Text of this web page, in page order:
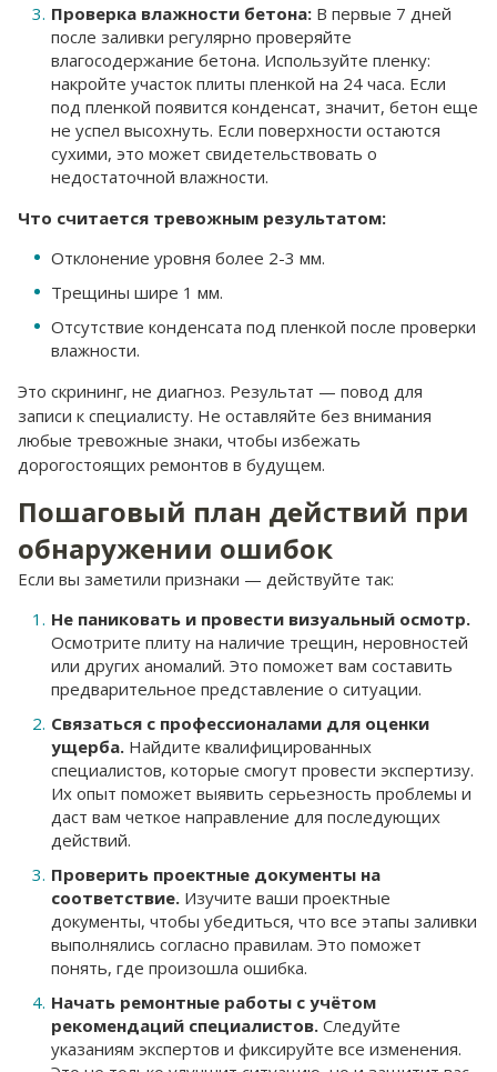
Проверка влажности бетона: В первые 7 дней
после заливки регулярно проверяйте
влагосодержание бетона. Используйте пленку:
накройте участок плиты пленкой на 24 часа. Если
под пленкой появится конденсат, значит, бетон еще
не успел высохнуть. Если поверхности остаются
сухими, это может свидетельствовать о
недостаточной влажности.
Что считается тревожным результатом:
Отклонение уровня более 2-3 мм.
Трещины шире 1 мм.
Отсутствие конденсата под пленкой после проверки
влажности.
Это скрининг, не диагноз. Результат — повод для
записи к специалисту. Не оставляйте без внимания
любые тревожные знаки, чтобы избежать
дорогостоящих ремонтов в будущем.
Пошаговый план действий при
обнаружении ошибок
Если вы заметили признаки — действуйте так:
Не паниковать и провести визуальный осмотр.
Осмотрите плиту на наличие трещин, неровностей
или других аномалий. Это поможет вам составить
предварительное представление о ситуации.
Связаться с профессионалами для оценки
ущерба. Найдите квалифицированных
специалистов, которые смогут провести экспертизу.
Их опыт поможет выявить серьезность проблемы и
даст вам четкое направление для последующих
действий.
Проверить проектные документы на
соответствие. Изучите ваши проектные
документы, чтобы убедиться, что все этапы заливки
выполнялись согласно правилам. Это поможет
понять, где произошла ошибка.
Начать ремонтные работы с учётом
рекомендаций специалистов. Следуйте
указаниям экспертов и фиксируйте все изменения.